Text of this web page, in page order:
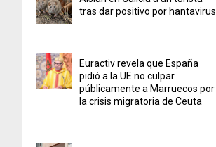
tras dar positivo por hantavirus
Euractiv revela que España
pidió a la UE no culpar
públicamente a Marruecos por
la crisis migratoria de Ceuta